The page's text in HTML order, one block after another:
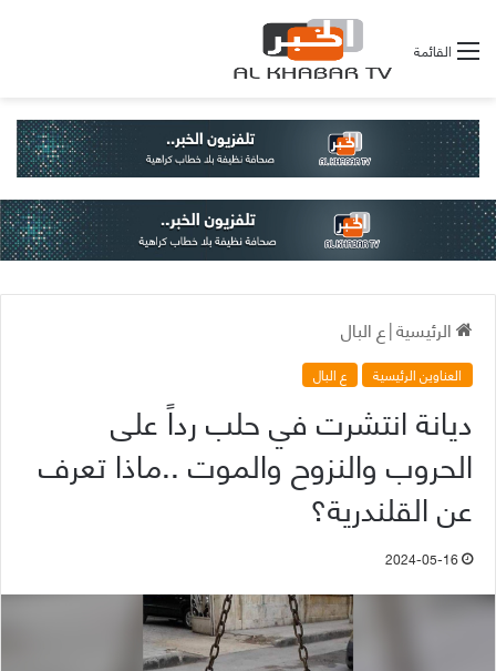
القائمة
الرئيسية|ع البال
العناوين الرئيسية ع البال
ديانة انتشرت في حلب رداً على
الحروب والنزوح والموت ..ماذا تعرف
عن القلندرية؟
2024-05-16